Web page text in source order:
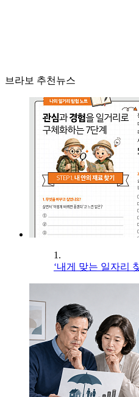
브라보 추천뉴스
1.
‘내게 맞는 일자리